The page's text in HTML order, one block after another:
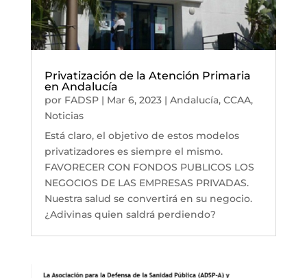
Privatización de la Atención Primaria
en Andalucía
por FADSP| Mar 6, 2023| Andalucía, CCAA,
Noticias
Está claro, el objetivo de estos modelos
privatizadores es siempre el mismo.
FAVORECER CON FONDOS PUBLICOS LOS
NEGOCIOS DE LAS EMPRESAS PRIVADAS.
Nuestra salud se convertirá en su negocio.
¿Adivinas quien saldrá perdiendo?